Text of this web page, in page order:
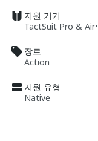
지원 기기
TactSuit Pro & Air•
장르
Action
지원 유형
Native